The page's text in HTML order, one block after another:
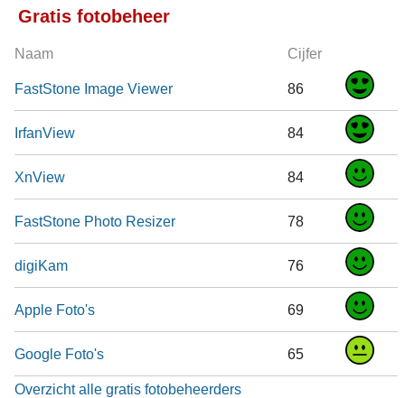
Gratis fotobeheer
Naam Cijfer
FastStone Image Viewer 86
IrfanView 84
XnView 84
FastStone Photo Resizer 78
digiKam 76
Apple Foto's 69
Google Foto's 65
Overzicht alle gratis fotobeheerders